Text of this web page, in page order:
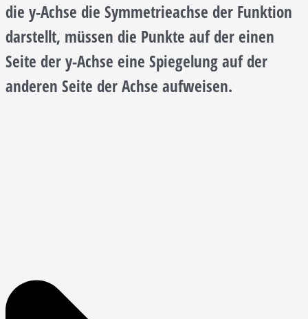
die y-Achse die Symmetrieachse der Funktion
darstellt, müssen die Punkte auf der einen
Seite der y-Achse eine Spiegelung auf der
anderen Seite der Achse aufweisen.